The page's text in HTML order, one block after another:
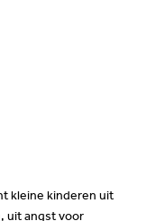
kleine kinderen uit
uit angst voor